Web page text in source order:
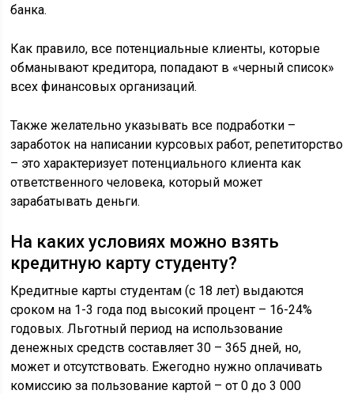
банка.
Как правило, все потенциальные клиенты, которые
обманывают кредитора, попадают в «черный список»
всех финансовых организаций.
Также желательно указывать все подработки –
заработок на написании курсовых работ, репетиторство
– это характеризует потенциального клиента как
ответственного человека, который может
зарабатывать деньги.
На каких условиях можно взять
кредитную карту студенту?
Кредитные карты студентам (с 18 лет) выдаются
сроком на 1-3 года под высокий процент – 16-24%
годовых. Льготный период на использование
денежных средств составляет 30 – 365 дней, но,
может и отсутствовать. Ежегодно нужно оплачивать
комиссию за пользование картой – от 0 до 3 000